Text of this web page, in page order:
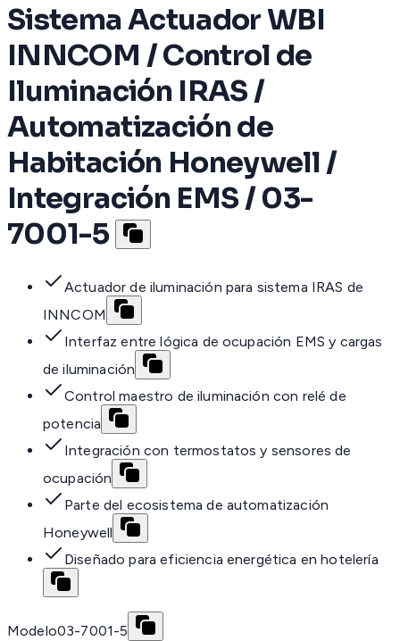
Sistema Actuador WBI
INNCOM / Control de
Iluminación IRAS /
Automatización de
Habitación Honeywell /
Integración EMS / 03-
7001-5
Actuador de iluminación para sistema IRAS de
INNCOM
Interfaz entre lógica de ocupación EMS y cargas
de iluminación
Control maestro de iluminación con relé de
potencia
Integración con termostatos y sensores de
ocupación
Parte del ecosistema de automatización
Honeywell
Diseñado para eficiencia energética en hotelería
Modelo03-7001-5